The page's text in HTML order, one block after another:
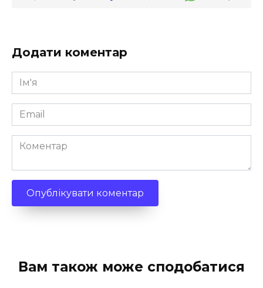
Додати коментар
Ім'я
*
Email
*
Коментар
Вам також може сподобатися